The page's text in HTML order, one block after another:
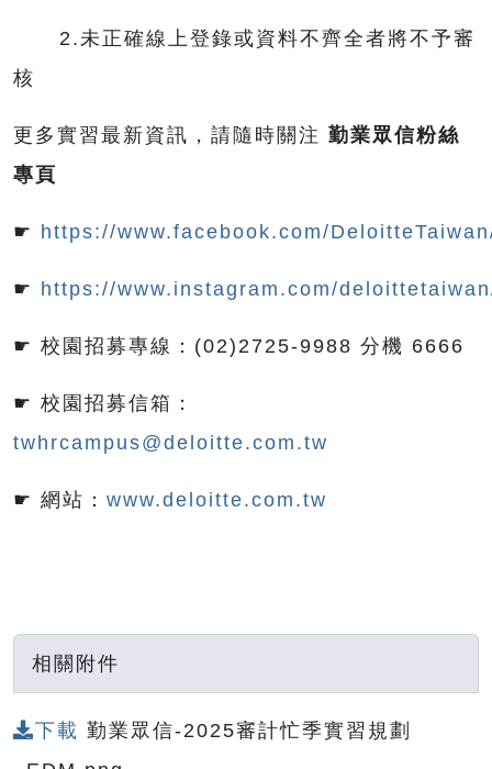
2.未正確線上登錄或資料不齊全者將不予審
核
更多實習最新資訊，請隨時關注 勤業眾信粉絲
專頁
☛ https://www.facebook.com/
☛ https://www.instagram.com/
☛ 校園招募專線：(02)2725-9988 分機 6666
☛ 校園招募信箱：
twhrcampus@deloitte.com.tw
☛ 網站： www.deloitte.com.tw
相關附件
下載 勤業眾信-2025審計忙季實習規劃